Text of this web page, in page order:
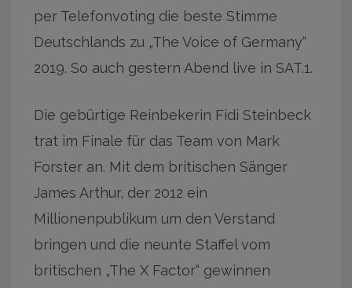
per Telefonvoting die beste Stimme
Deutschlands zu „The Voice of Germany“
2019. So auch gestern Abend live in SAT.1.
Die gebürtige Reinbekerin Fidi Steinbeck
trat im Finale für das Team von Mark
Forster an. Mit dem britischen Sänger
James Arthur, der 2012 ein
Millionenpublikum um den Verstand
bringen und die neunte Staffel vom
britischen „The X Factor“ gewinnen